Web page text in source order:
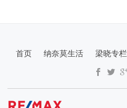
SECONDARY
MENU
首页 纳奈莫生活 梁晓专栏